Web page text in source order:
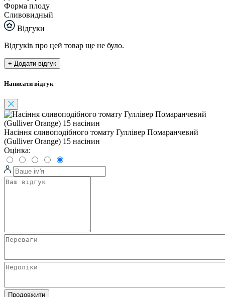
Форма плоду
Сливовидный
Відгуки
Відгуків про цей товар ще не було.
+ Додати відгук
Написати відгук
Насіння сливоподібного томату Гуллівер Помаранчевий
(Gulliver Orange) 15 насінин
Оцінка:
Продовжити